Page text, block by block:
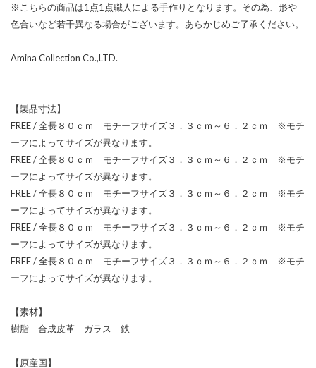
※こちらの商品は1点1点職人による手作りとなります。その為、形や
色合いなど若干異なる場合がございます。あらかじめご了承ください。
Amina Collection Co.,LTD.
【製品寸法】
FREE / 全長８０ｃｍ モチーフサイズ３．３ｃｍ～６．２ｃｍ ※モチ
ーフによってサイズが異なります。
FREE / 全長８０ｃｍ モチーフサイズ３．３ｃｍ～６．２ｃｍ ※モチ
ーフによってサイズが異なります。
FREE / 全長８０ｃｍ モチーフサイズ３．３ｃｍ～６．２ｃｍ ※モチ
ーフによってサイズが異なります。
FREE / 全長８０ｃｍ モチーフサイズ３．３ｃｍ～６．２ｃｍ ※モチ
ーフによってサイズが異なります。
FREE / 全長８０ｃｍ モチーフサイズ３．３ｃｍ～６．２ｃｍ ※モチ
ーフによってサイズが異なります。
【素材】
樹脂 合成皮革 ガラス 鉄
【原産国】